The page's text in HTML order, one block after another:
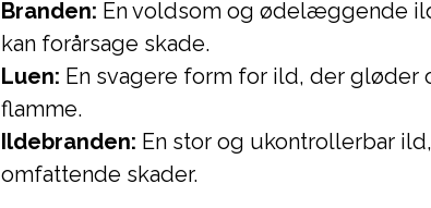
Branden: En voldsom og ødelæggende
kan forårsage skade.
Luen: En svagere form for ild, der
flamme.
Ildebranden: En stor og ukontrollerbar
omfattende skader.